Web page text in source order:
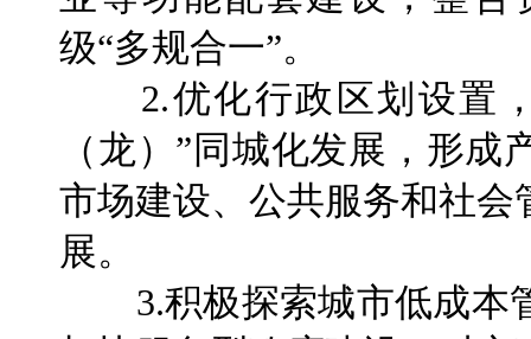
级“多规合一”。
2.优化行政区划设置，
（龙）”同城化发展，形
市场建设、公共服务和社
展。
3.积极探索城市低成本